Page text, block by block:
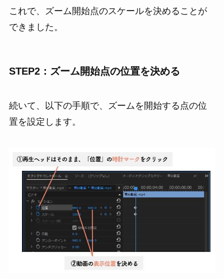
これで、ズーム開始点のスケールを決めることが
できました。
STEP2：ズーム開始点の位置を決める
続いて、以下の手順で、ズームを開始する点の位
置を設定します。